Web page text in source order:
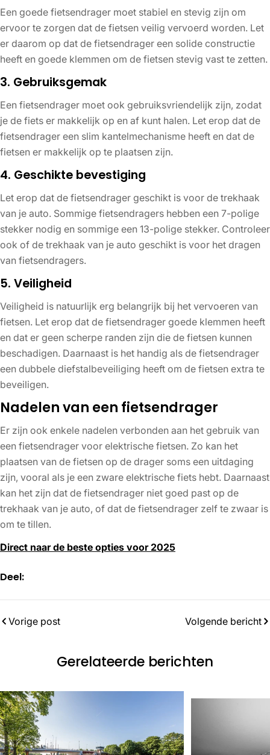
Een goede fietsendrager moet stabiel en stevig zijn om
ervoor te zorgen dat de fietsen veilig vervoerd worden. Let
er daarom op dat de fietsendrager een solide constructie
heeft en goede klemmen om de fietsen stevig vast te zetten.
3. Gebruiksgemak
Een fietsendrager moet ook gebruiksvriendelijk zijn, zodat
je de fiets er makkelijk op en af kunt halen. Let erop dat de
fietsendrager een slim kantelmechanisme heeft en dat de
fietsen er makkelijk op te plaatsen zijn.
4. Geschikte bevestiging
Let erop dat de fietsendrager geschikt is voor de trekhaak
van je auto. Sommige fietsendragers hebben een 7-polige
stekker nodig en sommige een 13-polige stekker. Controleer
ook of de trekhaak van je auto geschikt is voor het dragen
van fietsendragers.
5. Veiligheid
Veiligheid is natuurlijk erg belangrijk bij het vervoeren van
fietsen. Let erop dat de fietsendrager goede klemmen heeft
en dat er geen scherpe randen zijn die de fietsen kunnen
beschadigen. Daarnaast is het handig als de fietsendrager
een dubbele diefstalbeveiliging heeft om de fietsen extra te
beveiligen.
Nadelen van een fietsendrager
Er zijn ook enkele nadelen verbonden aan het gebruik van
een fietsendrager voor elektrische fietsen. Zo kan het
plaatsen van de fietsen op de drager soms een uitdaging
zijn, vooral als je een zware elektrische fiets hebt. Daarnaast
kan het zijn dat de fietsendrager niet goed past op de
trekhaak van je auto, of dat de fietsendrager zelf te zwaar is
om te tillen.
Direct naar de beste opties voor 2025
Deel:
Vorige post Volgende bericht
Gerelateerde berichten